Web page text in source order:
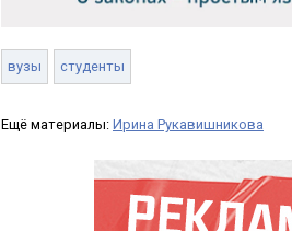
вузы студенты
Ещё материалы: Ирина Рукавишникова